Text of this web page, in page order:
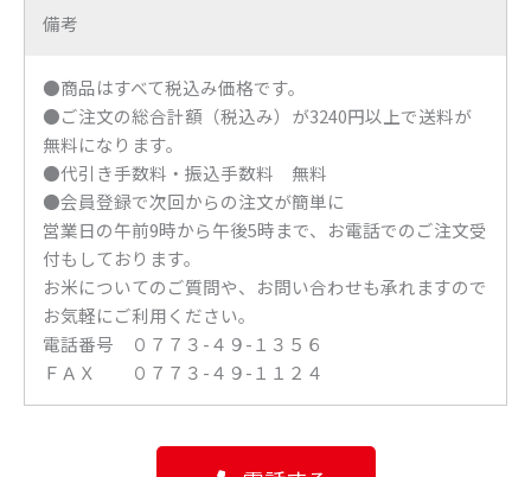
備考
●商品はすべて税込み価格です。
●ご注文の総合計額（税込み）が3240円以上で送料が
無料になります。
●代引き手数料・振込手数料 無料
●会員登録で次回からの注文が簡単に
営業日の午前9時から午後5時まで、お電話でのご注文受
付もしております。
お米についてのご質問や、お問い合わせも承れますので
お気軽にご利用ください。
電話番号 ０７７３-４９-１３５６
ＦＡＸ ０７７３-４９-１１２４